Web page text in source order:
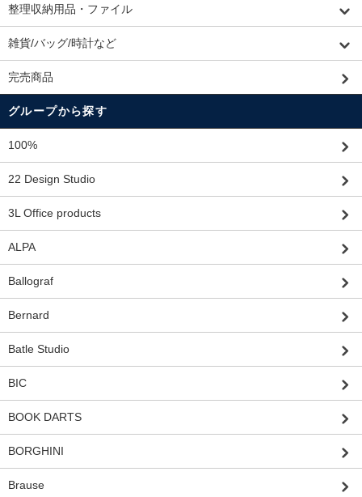
整理収納用品・ファイル
雑貨/バッグ/時計など
完売商品
グループから探す
100%
22 Design Studio
3L Office products
ALPA
Ballograf
Bernard
Batle Studio
BIC
BOOK DARTS
BORGHINI
Brause